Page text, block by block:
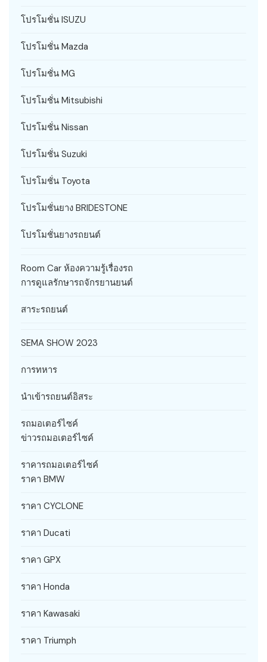
โปรโมชั่น ISUZU
โปรโมชั่น Mazda
โปรโมชั่น MG
โปรโมชั่น Mitsubishi
โปรโมชั่น Nissan
โปรโมชั่น Suzuki
โปรโมชั่น Toyota
โปรโมชั่นยาง BRIDESTONE
โปรโมชั่นยางรถยนต์
Room Car ห้องความรู้เรื่องรถ
การดูแลรักษารถจักรยานยนต์
สาระรถยนต์
SEMA SHOW 2023
การทหาร
นำเข้ารถยนต์อิสระ
รถมอเตอร์ไซค์
ข่าวรถมอเตอร์ไซค์
ราคารถมอเตอร์ไซค์
ราคา BMW
ราคา CYCLONE
ราคา Ducati
ราคา GPX
ราคา Honda
ราคา Kawasaki
ราคา Triumph